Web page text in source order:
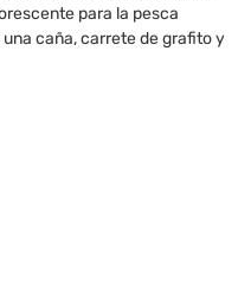
para la pesca
caña, carrete de grafito y